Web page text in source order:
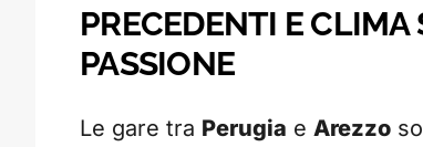
PRECEDENTI E
PASSIONE
Le gare tra Perugia e Arezzo